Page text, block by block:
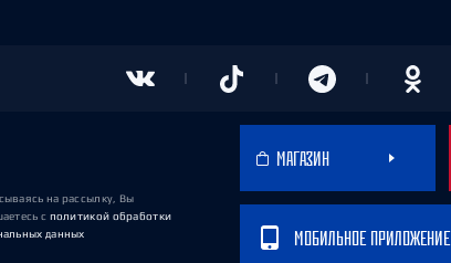
на рассылку, Вы
с политикой обработки
данных
МАГАЗИН
МОБИЛЬНОЕ ПРИЛОЖЕНИЕ